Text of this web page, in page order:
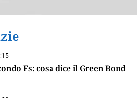
Fs: cosa dice il Green Bond